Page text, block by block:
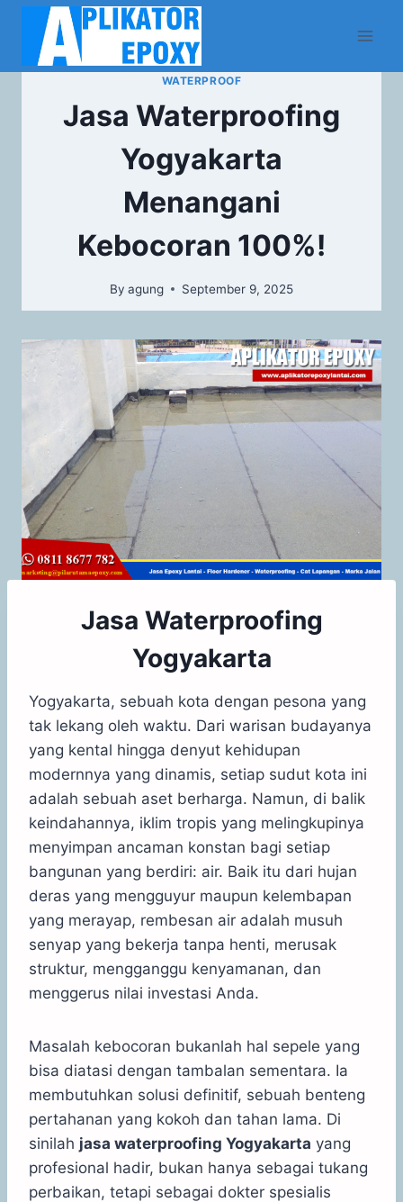
WATERPROOF
Jasa Waterproofing
Yogyakarta
Menangani
Kebocoran 100%!
By agung September 9, 2025
Jasa Waterproofing
Yogyakarta
Yogyakarta, sebuah kota dengan pesona yang
tak lekang oleh waktu. Dari warisan budayanya
yang kental hingga denyut kehidupan
modernnya yang dinamis, setiap sudut kota ini
adalah sebuah aset berharga. Namun, di balik
keindahannya, iklim tropis yang melingkupinya
menyimpan ancaman konstan bagi setiap
bangunan yang berdiri: air. Baik itu dari hujan
deras yang mengguyur maupun kelembapan
yang merayap, rembesan air adalah musuh
senyap yang bekerja tanpa henti, merusak
struktur, mengganggu kenyamanan, dan
menggerus nilai investasi Anda.
Masalah kebocoran bukanlah hal sepele yang
bisa diatasi dengan tambalan sementara. Ia
membutuhkan solusi definitif, sebuah benteng
pertahanan yang kokoh dan tahan lama. Di
sinilah jasa waterproofing Yogyakarta yang
profesional hadir, bukan hanya sebagai tukang
perbaikan, tetapi sebagai dokter spesialis